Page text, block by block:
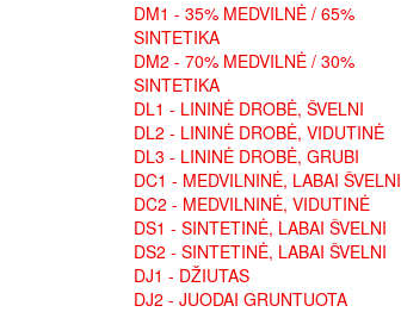
DM1 - 35% MEDVILNĖ / 65%
SINTETIKA
DM2 - 70% MEDVILNĖ / 30%
SINTETIKA
DL1 - LININĖ DROBĖ, ŠVELNI
DL2 - LININĖ DROBĖ, VIDUTINĖ
DL3 - LININĖ DROBĖ, GRUBI
DC1 - MEDVILNINĖ, LABAI ŠVELNI
DC2 - MEDVILNINĖ, VIDUTINĖ
DS1 - SINTETINĖ, LABAI ŠVELNI
DS2 - SINTETINĖ, LABAI ŠVELNI
DJ1 - DŽIUTAS
DJ2 - JUODAI GRUNTUOTA